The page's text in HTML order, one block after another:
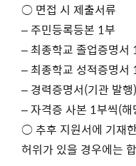
○ 면접 시 제출서류
– 주민등록등본 1부
– 최종학교 졸업증명서
– 최종학교 성적증명서
– 경력증명서(기관 발
– 자격증 사본 1부씩(해
○ 추후 지원서에 기재
허위가 있을 경우에는